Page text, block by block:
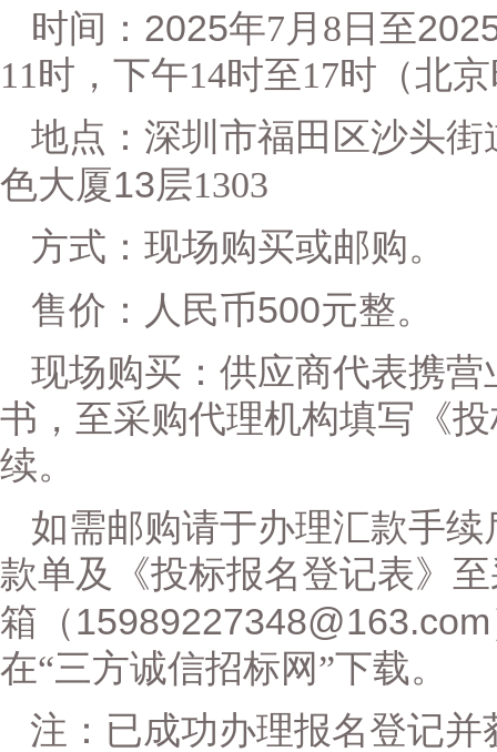
时间： 2025年7月 8 日至
11 时，下午14时至17时（北
地点： 深圳市福田区沙头
色大厦13层1303
方式：现场购买或邮购。
售价：人民币500元整。
现场购买：供应商代表携
书，至采购代理机构填写《
续。
如需邮购请于办理汇款手
款单及
《投标报名登记表》 至
箱（15989227348@163.com
在“三方诚信招标网”下载。
注：已成功办理报名登记并